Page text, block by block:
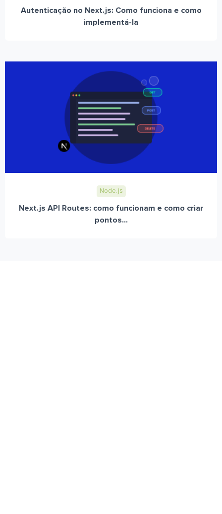
Autenticação no Next.js: Como funciona e como
implementá-la
Node.js
Next.js API Routes: como funcionam e como criar
pontos...